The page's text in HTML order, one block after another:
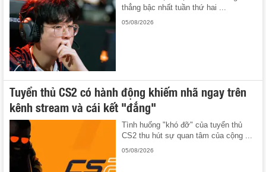
thẳng bậc nhất tuần thứ hai ...
05/08/2026
Tuyển thủ CS2 có hành động khiếm nhã ngay trên
kênh stream và cái kết "đắng"
Tình huống "khó đỡ" của tuyển thủ
CS2 thu hút sự quan tâm của cộng ...
05/08/2026